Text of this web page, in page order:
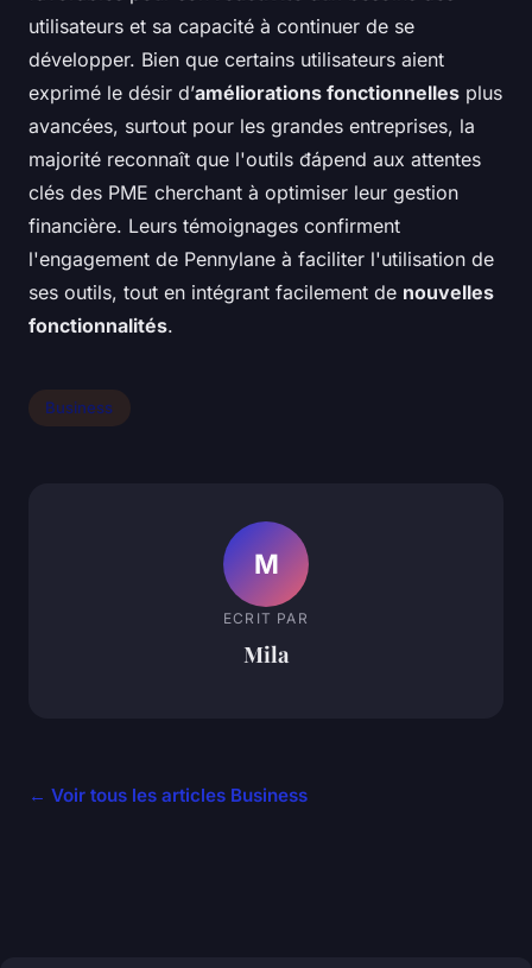
utilisateurs et sa capacité à continuer de se
développer. Bien que certains utilisateurs aient
exprimé le désir d’améliorations fonctionnelles plus
avancées, surtout pour les grandes entreprises, la
majorité reconnaît que l'outils đápend aux attentes
clés des PME cherchant à optimiser leur gestion
financière. Leurs témoignages confirment
l'engagement de Pennylane à faciliter l'utilisation de
ses outils, tout en intégrant facilement de nouvelles
fonctionnalités.
Business
M
ECRIT PAR
Mila
← Voir tous les articles Business